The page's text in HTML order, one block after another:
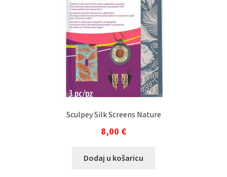
Sculpey Silk Screens Nature
8,00 €
Dodaj u košaricu